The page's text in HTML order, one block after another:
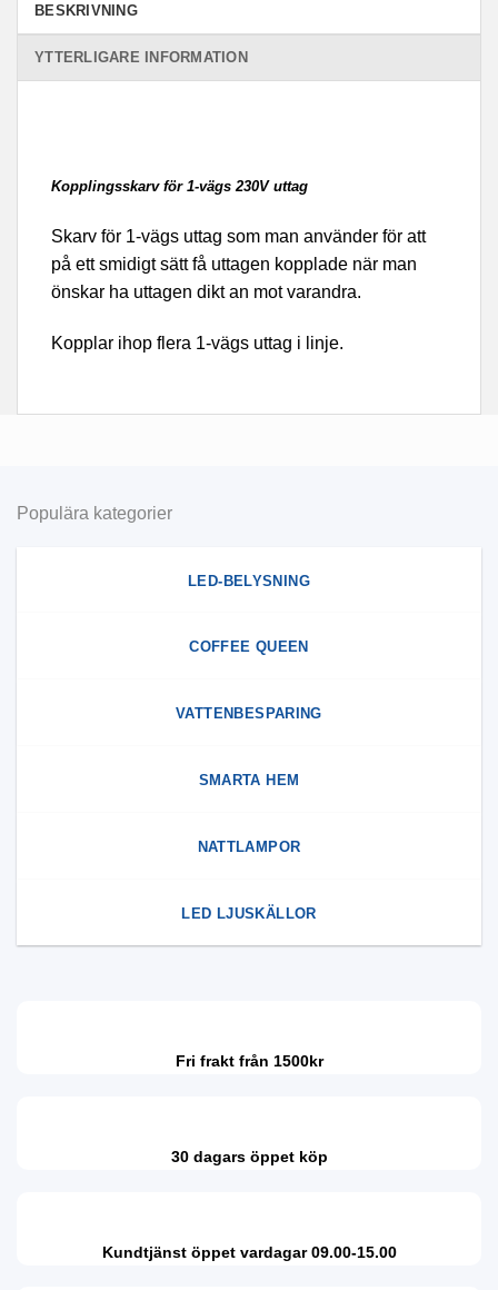
BESKRIVNING
YTTERLIGARE INFORMATION
Kopplingsskarv för 1-vägs 230V uttag
Skarv för 1-vägs uttag som man använder för att
på ett smidigt sätt få uttagen kopplade när man
önskar ha uttagen dikt an mot varandra.
Kopplar ihop flera 1-vägs uttag i linje.
Populära kategorier
LED-BELYSNING
COFFEE QUEEN
VATTENBESPARING
SMARTA HEM
NATTLAMPOR
LED LJUSKÄLLOR
Fri frakt från 1500kr
30 dagars öppet köp
Kundtjänst öppet vardagar 09.00-15.00